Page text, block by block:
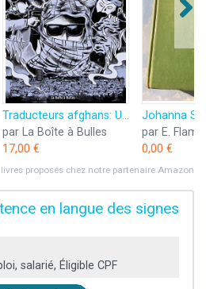
Traducteurs afghans: Une trahison française
par La Boîte à Bulles
17,00 €
par E.
0,00 €
livres proposés chez notre partenaire Amazon
en langue des signes
salarié, Éligible CPF